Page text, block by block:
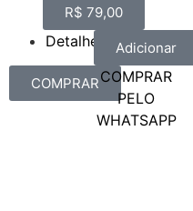
R$ 79,00
Detalhes Adicionar
COMPRARCOMPRAR
PELO
WHATSAPP